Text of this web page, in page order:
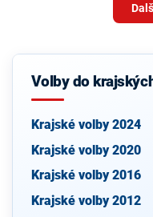
Volby do
Krajské volby 2024
Krajské volby 2020
Krajské volby 2016
Krajské volby 2012